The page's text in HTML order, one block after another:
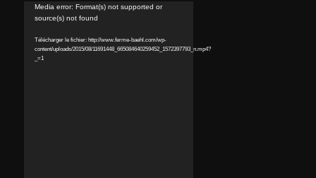
Lecteur
vidéo
Media error: Format(s) not supported or
source(s) not found
Télécharger le fichier: http://www.ferme-baehl.com/wp-
content/uploads/2015/08/11691448_665084640259452_1572397793_n.mp4?
_=1